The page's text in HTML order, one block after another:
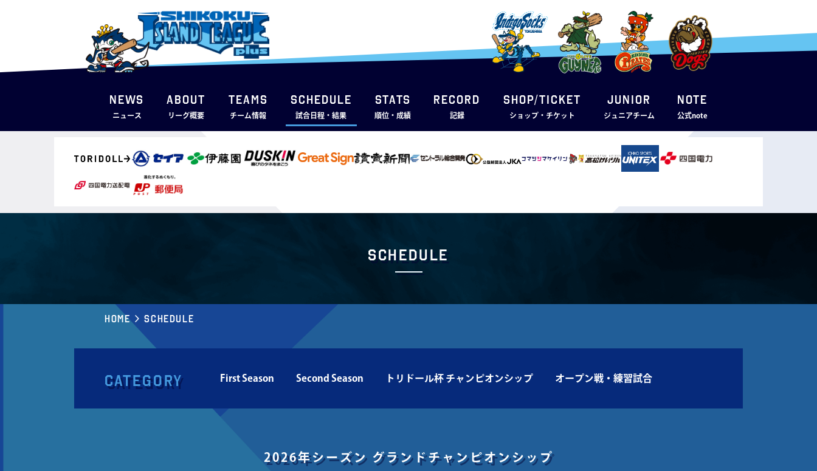
NEWS
ニュース
ABOUT
リーグ概要
TEAMS
チーム情報
SCHEDULE
試合日程・結果
STATS
順位・成績
RECORD
記録
SHOP/TICKET
ショップ・チケット
JUNIOR
ジュニアチーム
note
公式note
Schedule
Home Schedule
Category First Season Second Season トリドール杯 チャンピオンシップ オープン戦・練習試合
2026年シーズン グランドチャンピオンシップ